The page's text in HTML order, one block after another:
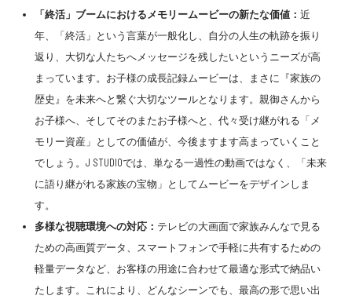
「終活」ブームにおけるメモリームービーの新たな価値： 近
年、「終活」という言葉が一般化し、自分の人生の軌跡を振り
返り、大切な人たちへメッセージを残したいというニーズが高
まっています。お子様の成長記録ムービーは、まさに『家族の
歴史』を未来へと繋ぐ大切なツールとなります。親御さんから
お子様へ、そしてそのまたお子様へと、代々受け継がれる「メ
モリー資産」としての価値が、今後ますます高まっていくこと
でしょう。J STUDIOでは、単なる一過性の動画ではなく、「未来
に語り継がれる家族の宝物」としてムービーをデザインしま
す。
多様な視聴環境への対応： テレビの大画面で家族みんなで見る
ための高画質データ、スマートフォンで手軽に共有するための
軽量データなど、お客様の用途に合わせて最適な形式で納品い
たします。これにより、どんなシーンでも、最高の形で思い出